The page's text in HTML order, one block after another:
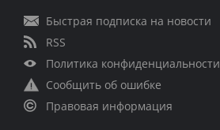
Быстрая подписка на новости
RSS
Политика конфиденциальности
Сообщить об ошибке
Правовая информация